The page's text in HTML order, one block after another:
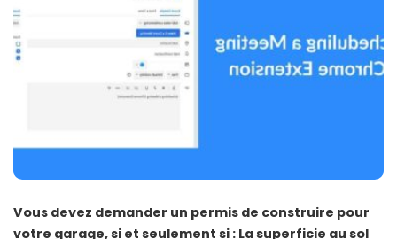
Vous devez demander un permis de construire pour
votre garage, si et seulement si : La superficie au sol